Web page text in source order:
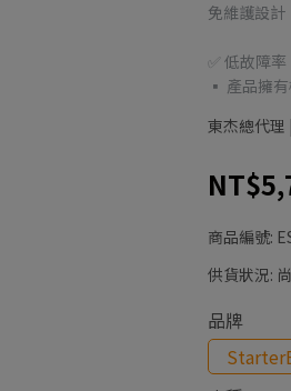
免維護設計
✅ 低故障
▪ 產品擁
東杰總代理
商品編號:
供貨狀況:
品牌